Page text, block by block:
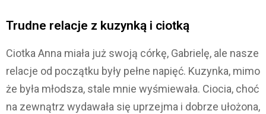
Trudne relacje z kuzynką i ciotką
Ciotka Anna miała już swoją córkę, Gabrielę, ale nasze
relacje od początku były pełne napięć. Kuzynka, mimo
że była młodsza, stale mnie wyśmiewała. Ciocia, choć
na zewnątrz wydawała się uprzejma i dobrze ułożona,